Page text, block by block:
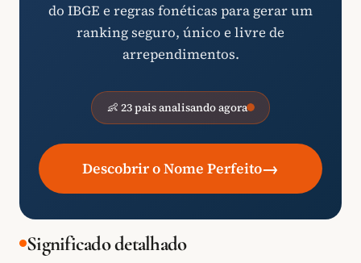
do IBGE e regras fonéticas para gerar um
ranking seguro, único e livre de
arrependimentos.
👶 23 pais analisando agora
Descobrir o Nome Perfeito→
Significado detalhado